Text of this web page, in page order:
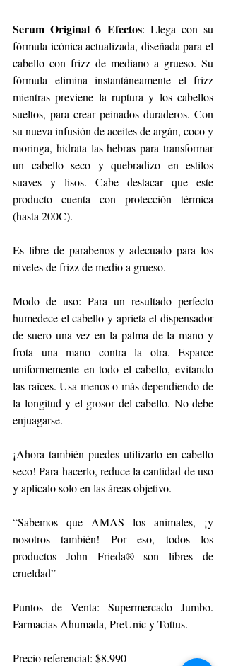
Serum Original 6 Efectos: Llega con su
fórmula icónica actualizada, diseñada para el
cabello con frizz de mediano a grueso. Su
fórmula elimina instantáneamente el frizz
mientras previene la ruptura y los cabellos
sueltos, para crear peinados duraderos. Con
su nueva infusión de aceites de argán, coco y
moringa, hidrata las hebras para transformar
un cabello seco y quebradizo en estilos
suaves y lisos. Cabe destacar que este
producto cuenta con protección térmica
(hasta 200C).
Es libre de parabenos y adecuado para los
niveles de frizz de medio a grueso.
Modo de uso: Para un resultado perfecto
humedece el cabello y aprieta el dispensador
de suero una vez en la palma de la mano y
frota una mano contra la otra. Esparce
uniformemente en todo el cabello, evitando
las raíces. Usa menos o más dependiendo de
la longitud y el grosor del cabello. No debe
enjuagarse.
¡Ahora también puedes utilizarlo en cabello
seco! Para hacerlo, reduce la cantidad de uso
y aplícalo solo en las áreas objetivo.
“Sabemos que AMAS los animales, ¡y
nosotros también! Por eso, todos los
productos John Frieda® son libres de
crueldad”
Puntos de Venta: Supermercado Jumbo.
Farmacias Ahumada, PreUnic y Tottus.
Precio referencial: $8.990